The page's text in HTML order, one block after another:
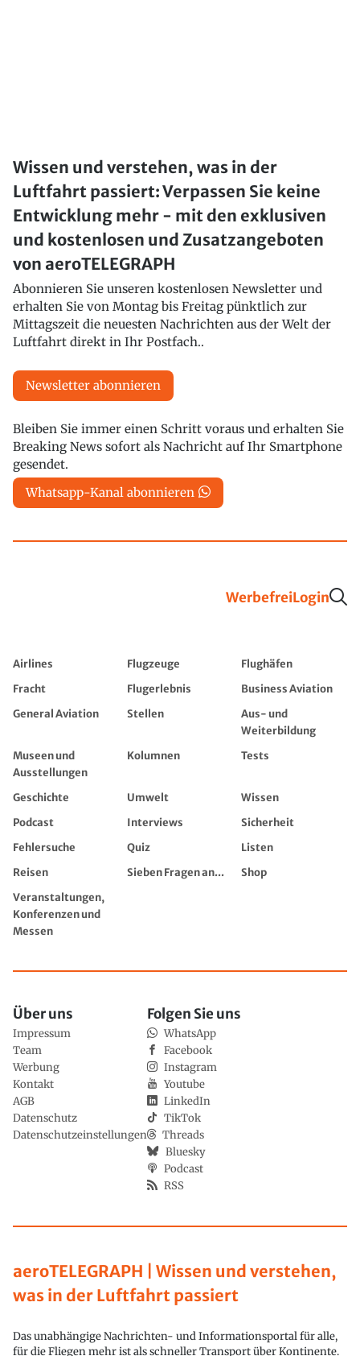
Wissen und verstehen, was in der
Luftfahrt passiert: Verpassen Sie keine
Entwicklung mehr - mit den exklusiven
und kostenlosen und Zusatzangeboten
von aeroTELEGRAPH
Abonnieren Sie unseren kostenlosen Newsletter und
erhalten Sie von Montag bis Freitag pünktlich zur
Mittagszeit die neuesten Nachrichten aus der Welt der
Luftfahrt direkt in Ihr Postfach..
Newsletter abonnieren
Bleiben Sie immer einen Schritt voraus und erhalten Sie
Breaking News sofort als Nachricht auf Ihr Smartphone
gesendet.
Whatsapp-Kanal abonnieren
WerbefreiLogin
Airlines Flugzeuge
Flughäfen
Fracht
Flugerlebnis
Business Aviation
General Aviation
Stellen
Aus- und
Weiterbildung
Museen und
Ausstellungen
Kolumnen Tests
Geschichte Umwelt
Wissen
Podcast
Interviews
Sicherheit
Fehlersuche
Quiz
Listen
Reisen
Sieben Fragen an...
Shop
Veranstaltungen,
Konferenzen und
Messen
aeroTELEGRAPH | Wissen und verstehen,
was in der Luftfahrt passiert
Das unabhängige Nachrichten- und Informationsportal für alle,
für die Fliegen mehr ist als schneller Transport über Kontinente.
Über uns
Impressum
Team
Werbung
Kontakt
AGB
Datenschutz
Datenschutzeinstellungen
Folgen Sie uns
WhatsApp
Facebook
Instagram
Youtube
LinkedIn
TikTok
Threads
Bluesky
Podcast
RSS